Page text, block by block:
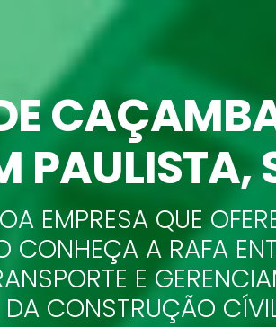
PAULISTA,
EMPRESA QUE
CONHEÇA A RAFA
E
DA CONSTRUÇÃO